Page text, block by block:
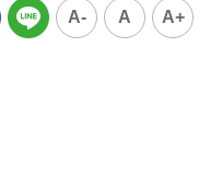
A- A A+